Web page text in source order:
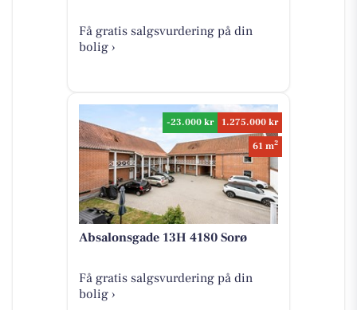
Få gratis salgsvurdering på din
bolig ›
-23.000 kr
1.275.000 kr
61 m2
Absalonsgade 13H 4180 Sorø
Få gratis salgsvurdering på din
bolig ›